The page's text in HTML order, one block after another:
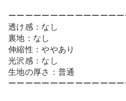
ーーーーーーーーーーーーー
透け感：なし
裏地：なし
伸縮性：ややあり
光沢感：なし
生地の厚さ：普通
ーーーーーーーーーーーーー